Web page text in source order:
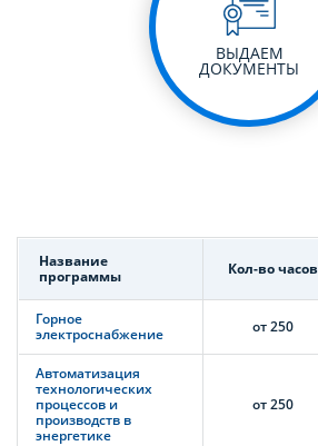
ВЫДАЕМ
ДОКУМЕНТЫ
Название
программы
Кол-во часов
Горное
электроснабжение
от 250
Автоматизация
технологических
процессов и
производств в
энергетике
от 250